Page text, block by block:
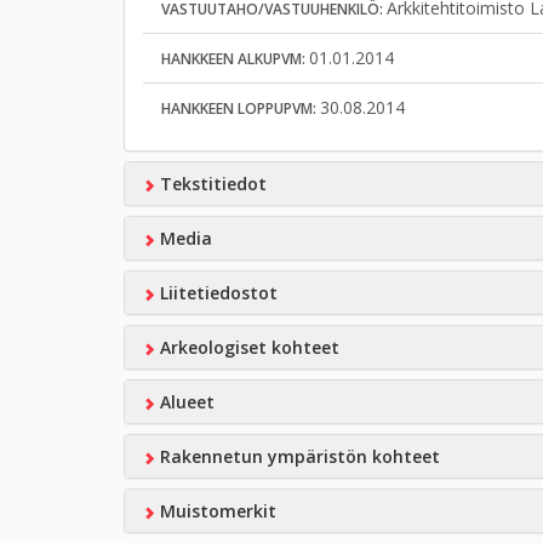
VASTUUTAHO/VASTUUHENKILÖ: Arkkitehtitoimisto
HANKKEEN ALKUPVM: 01.01.2014
HANKKEEN LOPPUPVM: 30.08.2014
Tekstitiedot
Media
Liitetiedostot
Arkeologiset kohteet
Alueet
Rakennetun ympäristön kohteet
Muistomerkit